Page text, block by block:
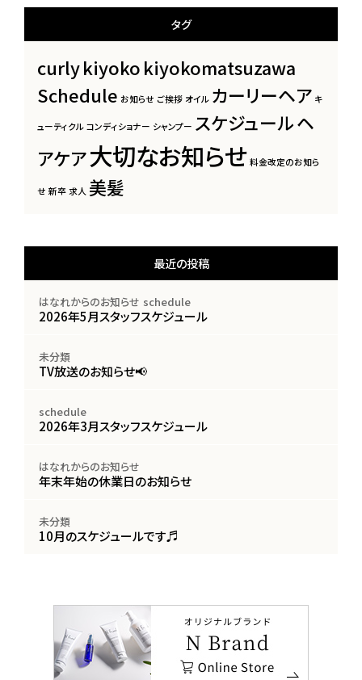
タグ
curlykiyokokiyokomatsuzawa
Schedule お知らせ ご挨拶 オイル カーリーヘア キ
ューティクル コンディショナー シャンプー スケジュールヘ
アケア大切なお知らせ 料金改定のお知ら
せ 新卒 求人 美髪
最近の投稿
はなれからのお知らせ schedule
2026年5月スタッフスケジュール
未分類
TV放送のお知らせ📢
schedule
2026年3月スタッフスケジュール
はなれからのお知らせ
年末年始の休業日のお知らせ
未分類
10月のスケジュールです♬